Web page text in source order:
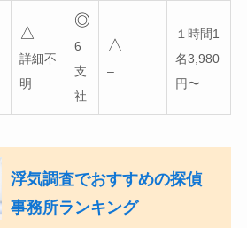
△
詳細不
明
◎
6
支
社
△
–
１時間1
名3,980
円〜
浮気調査でおすすめの探偵
事務所ランキング